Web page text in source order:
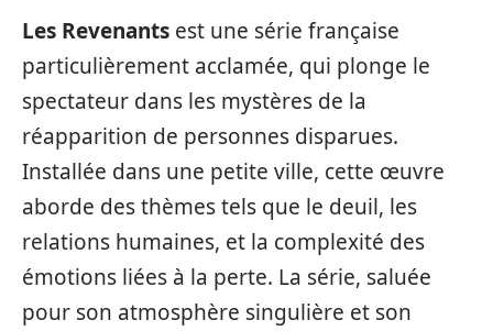
Les Revenants est une série française
particulièrement acclamée, qui plonge le
spectateur dans les mystères de la
réapparition de personnes disparues.
Installée dans une petite ville, cette œuvre
aborde des thèmes tels que le deuil, les
relations humaines, et la complexité des
émotions liées à la perte. La série, saluée
pour son atmosphère singulière et son